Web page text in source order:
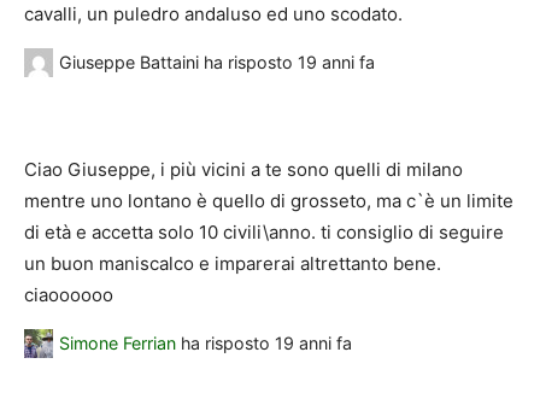
cavalli, un puledro andaluso ed uno scodato.
Giuseppe Battaini ha risposto 19 anni fa
Ciao Giuseppe, i più vicini a te sono quelli di milano
mentre uno lontano è quello di grosseto, ma c`è un limite
di età e accetta solo 10 civili\anno. ti consiglio di seguire
un buon maniscalco e imparerai altrettanto bene.
ciaoooooo
Simone Ferrian ha risposto 19 anni fa